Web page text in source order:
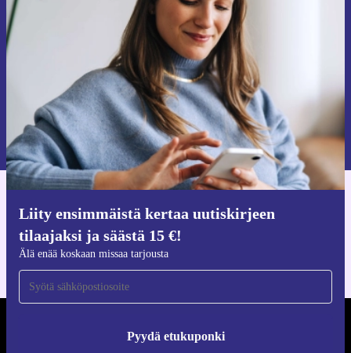
Liity ensimmäistä kertaa uutiskirjeen
tilaajaksi ja säästä 15 €!
Älä enää koskaan missaa tarjousta
Pyydä etukuponki
tilaajaksi ja säästä 15 €!
Älä missaa enää yhtäkään tarjousta.
Pyydä etukuponki
Lisätietoja henkilötietojen käytöstä löydättietosuojaselosteestamme.
iOS:lle ja Androidille